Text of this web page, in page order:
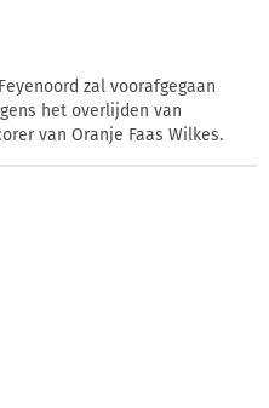
zal voorafgegaan
het overlijden van
van Oranje Faas Wilkes.